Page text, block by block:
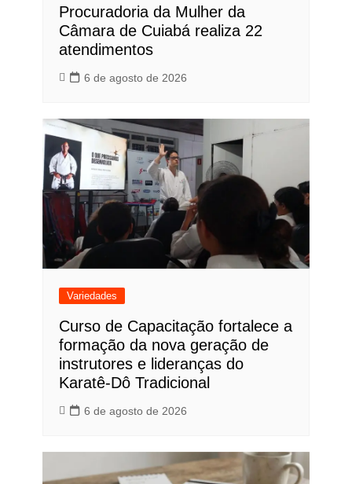
Procuradoria da Mulher da
Câmara de Cuiabá realiza 22
atendimentos
6 de agosto de 2026
Variedades
Curso de Capacitação fortalece a
formação da nova geração de
instrutores e lideranças do
Karatê-Dô Tradicional
6 de agosto de 2026